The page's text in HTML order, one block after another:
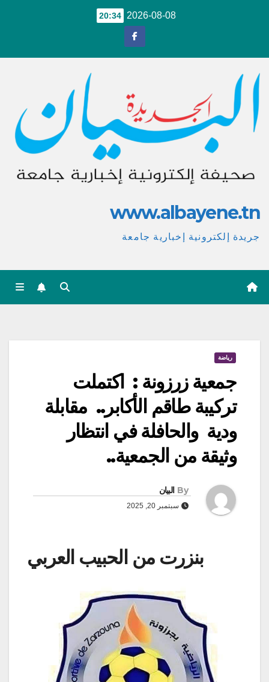
2026-08-08
20:34
www.albayene.tn
جريدة إلكترونية إخبارية جامعة
رياضة
جمعية زرزونة : اكتملت
تركيبة طاقم الأكابر.. مقابلة
ودية والحافلة في انتظار
وثيقة من الجمعية..
By البيان
سبتمبر 20, 2025
بنزرت من الحبيب العربي